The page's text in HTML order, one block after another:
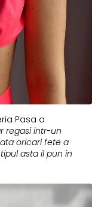
Pasa a
regasi intr-un
oricari fete a
asta il pun in